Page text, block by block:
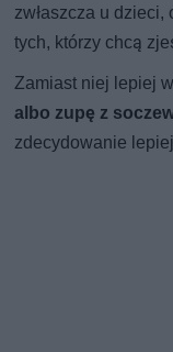
zwłaszcza u
tych, którzy chcą
Zamiast niej lepiej
albo zupę z
zdecydowanie